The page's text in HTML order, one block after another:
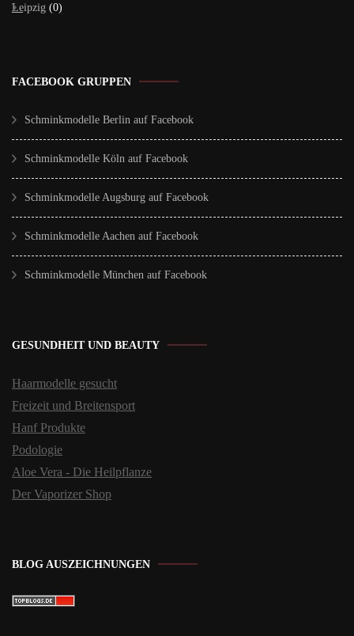
Leipzig (0)
FACEBOOK GRUPPEN
Schminkmodelle Berlin auf Facebook
Schminkmodelle Köln auf Facebook
Schminkmodelle Augsburg auf Facebook
Schminkmodelle Aachen auf Facebook
Schminkmodelle München auf Facebook
GESUNDHEIT UND BEAUTY
Haarmodelle gesucht
Freizeit und Breitensport
Hanf Produkte
Podologie
Aloe Vera - Die Heilpflanze
Der Vaporizer Shop
BLOG AUSZEICHNUNGEN